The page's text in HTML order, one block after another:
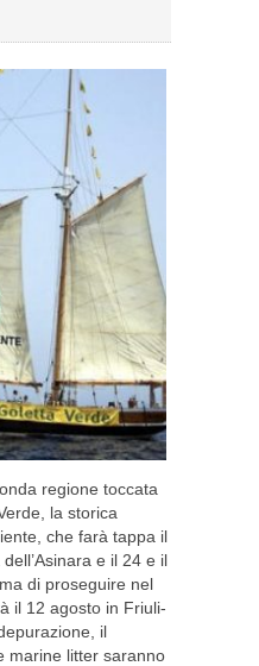
regione toccata
la storica
che farà tappa il
e il 24 e il
di proseguire nel
il 12 agosto in Friuli-
il
marine litter saranno